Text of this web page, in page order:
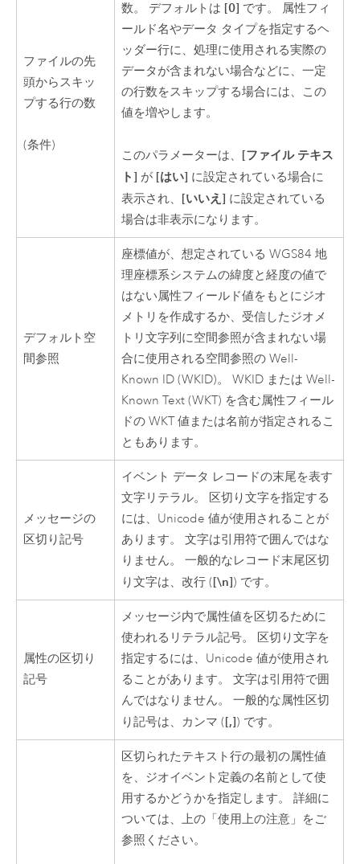
ファイルの先
頭からスキッ
プする行の数
(条件)
数。 デフォルトは [0] です。 属性フィ
ールド名やデータ タイプを指定するヘ
ッダー行に、処理に使用される実際の
データが含まれない場合などに、一定
の行数をスキップする場合には、この
値を増やします。
このパラメーターは、 [ファイル テキス
ト] が [はい] に設定されている場合に
表示され、 [いいえ] に設定されている
場合は非表示になります。
デフォルト空
間参照
座標値が、想定されている WGS84 地
理座標系システムの緯度と経度の値で
はない属性フィールド値をもとにジオ
メトリを作成するか、受信したジオメ
トリ文字列に空間参照が含まれない場
合に使用される空間参照の Well-
Known ID (WKID)。 WKID または Well-
Known Text (WKT) を含む属性フィール
ドの WKT 値または名前が指定されるこ
ともあります。
メッセージの
区切り記号
イベント データ レコードの末尾を表す
文字リテラル。 区切り文字を指定する
には、Unicode 値が使用されることが
あります。 文字は引用符で囲んではな
りません。 一般的なレコード末尾区切
り文字は、改行 ([\n]) です。
属性の区切り
記号
メッセージ内で属性値を区切るために
使われるリテラル記号。 区切り文字を
指定するには、Unicode 値が使用され
ることがあります。 文字は引用符で囲
んではなりません。 一般的な属性区切
り記号は、カンマ ([,]) です。
区切られたテキスト行の最初の属性値
を、ジオイベント定義の名前として使
用するかどうかを指定します。 詳細に
ついては、上の「使用上の注意」をご
参照ください。